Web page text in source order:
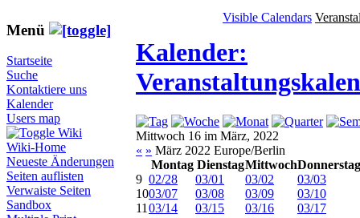
Menü
Startseite
Suche
Kontaktiere uns
Kalender
Users map
Wiki
Wiki-Home
Neueste Änderungen
Seiten auflisten
Verwaiste Seiten
Sandbox
Visible Calendars
Kalender:
Mittwoch 16 im März, 2022
« » März 2022 Europe/Berlin
Montag DienstagMittwochDonnerstag
9 02/28 03/01 03/02
03/03
1003/07 03/08 03/09
03/10
11 03/14 03/15 03/16
03/17